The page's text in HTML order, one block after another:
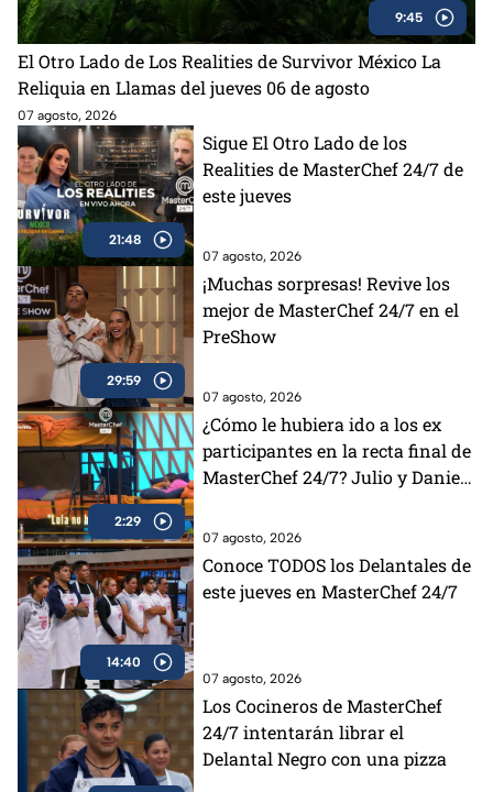
9:45
El Otro Lado de Los Realities de Survivor México La
Reliquia en Llamas del jueves 06 de agosto
07 agosto, 2026
21:48
Sigue El Otro Lado de los
Realities de MasterChef 24/7 de
este jueves
07 agosto, 2026
29:59
¡Muchas sorpresas! Revive los
mejor de MasterChef 24/7 en el
PreShow
07 agosto, 2026
2:29
¿Cómo le hubiera ido a los ex
participantes en la recta final de
MasterChef 24/7? Julio y Daniela
07 agosto, 2026
14:40
Conoce TODOS los Delantales de
este jueves en MasterChef 24/7
07 agosto, 2026
Los Cocineros de MasterChef
24/7 intentarán librar el
Delantal Negro con una pizza